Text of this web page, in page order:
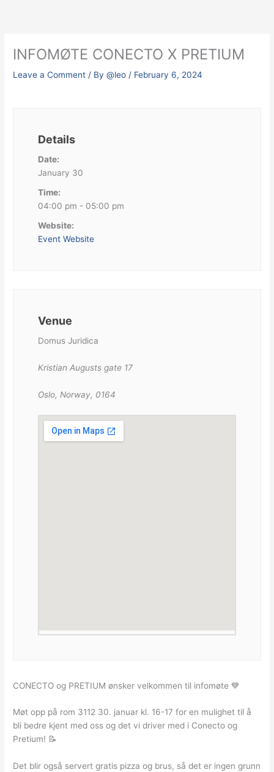
INFOMØTE CONECTO X PRETIUM
Leave a Comment / By@leo/ February 6, 2024
Details
Date:
January 30
Time:
04:00 pm - 05:00 pm
Website:
Event Website
Venue
Domus Juridica
Kristian Augusts gate 17
Oslo, Norway, 0164
CONECTO og PRETIUM ønsker velkommen til infomøte 💙
Møt opp på rom 3112 30. januar kl. 16-17 for en mulighet til å
bli bedre kjent med oss og det vi driver med i Conecto og
Pretium! 📝
Det blir også servert gratis pizza og brus, så det er ingen grunn